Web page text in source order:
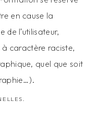
en cause la
de l’utilisateur,
caractère raciste,
quel que soit